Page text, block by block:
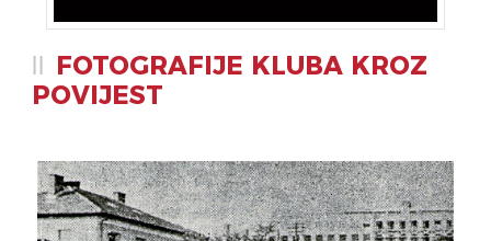
FOTOGRAFIJE KLUBA KROZ
POVIJEST